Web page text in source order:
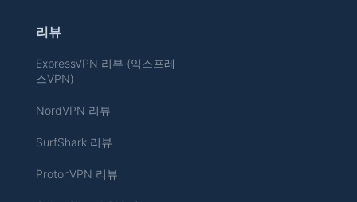
리뷰
ExpressVPN 리뷰 (익스프레
스VPN)
NordVPN 리뷰
SurfShark 리뷰
ProtonVPN 리뷰